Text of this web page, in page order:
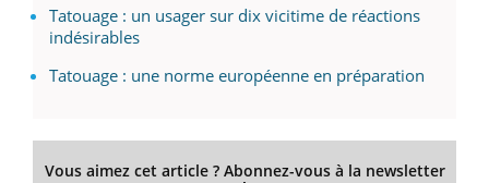
Tatouage : un usager sur dix vicitime de réactions
indésirables
Tatouage : une norme européenne en préparation
Vous aimez cet article ? Abonnez-vous à la newsletter